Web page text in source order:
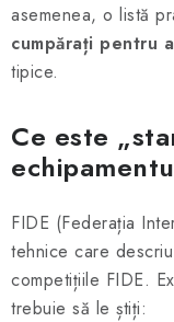
asemenea, o listă
cumpărați pentru
tipice.
Ce este
FIDE (Federația
tehnice care
competițiile FIDE.
trebuie să le știți: